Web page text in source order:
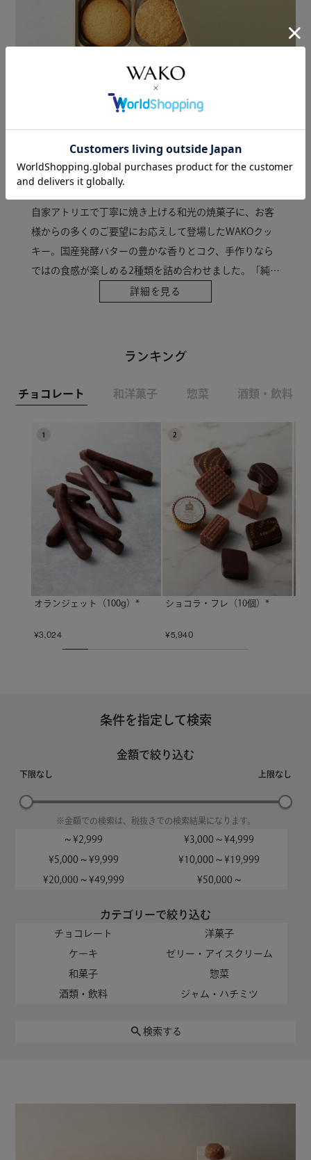
WAKO Cookie
「純粋なおいしさ」を追い求め、
自家アトリエで丁寧に焼き上げる和光の焼菓子に、お客
様からの多くのご要望にお応えして登場したWAKOクッ
キー。国産発酵バターの豊かな香りとコク、手作りなら
ではの食感が楽しめる2種類を詰め合わせました。「純粋
においしいと思えるクッキーをお届けしたい」と、構想
詳細を見る
ランキング
チョコレート 和洋菓子 惣菜 酒類・飲料
1
オランジェット（100g）*
¥3,024
2
ショコラ・フレ（10個）*
¥5,940
条件を指定して検索
金額で絞り込む
下限なし 上限なし
※金額での検索は、税抜きでの検索結果になります。
~ ¥2,999 ¥3,000 ~ ¥4,999
¥5,000 ~ ¥9,999 ¥10,000 ~ ¥19,999
¥20,000 ~ ¥49,999 ¥50,000 ~
カテゴリーで絞り込む
チョコレート 洋菓子
ケーキ ゼリー・アイスクリーム
和菓子 惣菜
酒類・飲料 ジャム・ハチミツ
検索する